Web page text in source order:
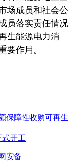
场成员和社会公
员落实责任情况
生能源电力消
作用。
保障性收购可再生
式开工
安备